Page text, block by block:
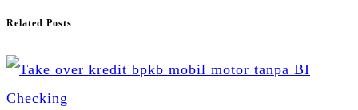
Related Posts